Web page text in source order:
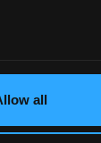
all
ou une